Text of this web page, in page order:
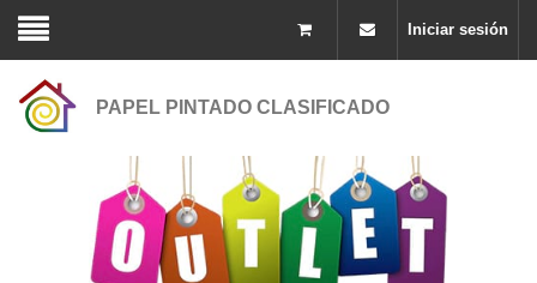
Iniciar sesión
PAPEL PINTADO CLASIFICADO